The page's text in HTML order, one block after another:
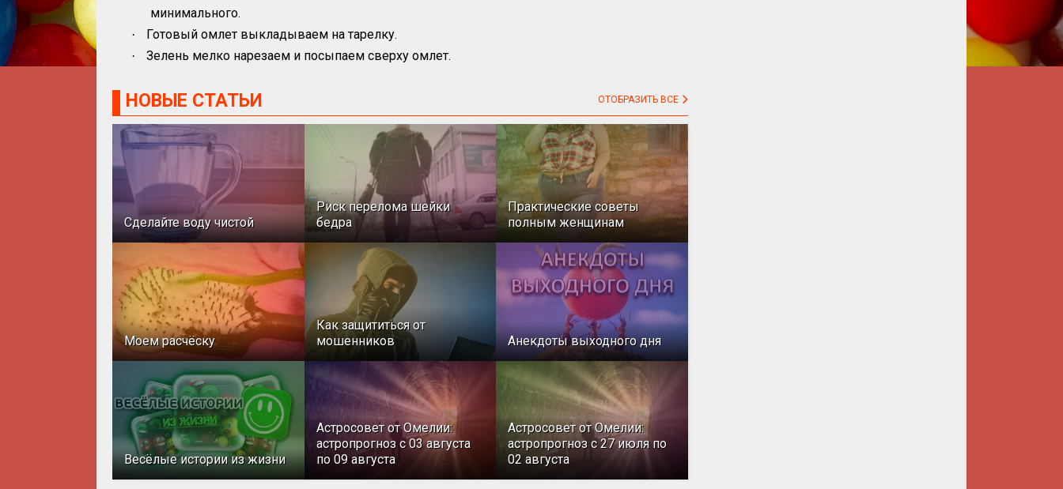
минимального.
· Готовый омлет выкладываем на тарелку.
· Зелень мелко нарезаем и посыпаем сверху омлет.
НОВЫЕ СТАТЬИ ОТОБРАЗИТЬ ВСЕ
Сделайте воду чистой
Риск перелома шейки
бедра
Практические советы
полным женщинам
Моем расчёску
Как защититься от
мошенников
Анекдоты выходного дня
Весёлые истории из жизни
Астросовет от Омелии:
астропрогноз с 03 августа
по 09 августа
Астросовет от Омелии:
астропрогноз с 27 июля по
02 августа